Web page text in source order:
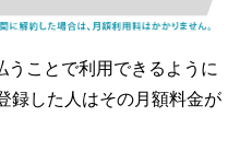
ことで利用できるように
録した人はその月額料金が